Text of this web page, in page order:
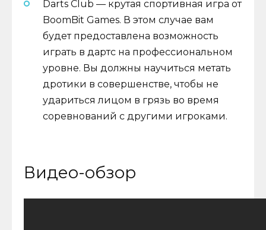
Darts Club — крутая спортивная игра от
BoomBit Games. В этом случае вам
будет предоставлена ​​возможность
играть в дартс на профессиональном
уровне. Вы должны научиться метать
дротики в совершенстве, чтобы не
удариться лицом в грязь во время
соревнований с другими игроками.
Видео-обзор